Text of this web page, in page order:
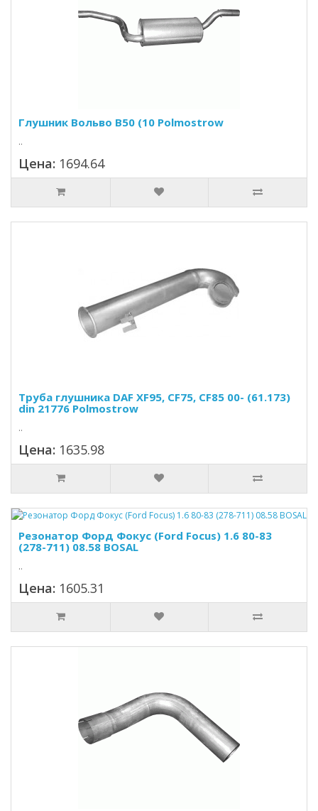
Глушник Вольво В50 (10 Polmostrow
..
Цена: 1694.64
Труба глушника DAF XF95, СF75, CF85 00- (61.173)
din 21776 Polmostrow
..
Цена: 1635.98
Резонатор Форд Фокус (Ford Focus) 1.6 80-83
(278-711) 08.58 BOSAL
..
Цена: 1605.31